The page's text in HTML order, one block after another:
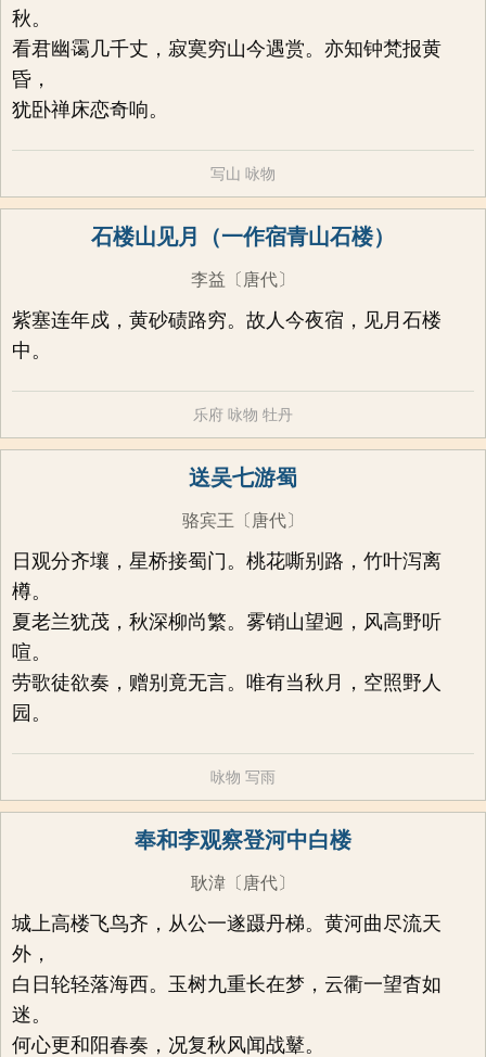
秋。
看君幽霭几千丈，寂寞穷山今遇赏。亦知钟梵报黄
昏，
犹卧禅床恋奇响。
写山 咏物
石楼山见月（一作宿青山石楼）
李益 〔唐代〕
紫塞连年戍，黄砂碛路穷。故人今夜宿，见月石楼
中。
乐府 咏物 牡丹
送吴七游蜀
骆宾王 〔唐代〕
日观分齐壤，星桥接蜀门。桃花嘶别路，竹叶泻离
樽。
夏老兰犹茂，秋深柳尚繁。雾销山望迥，风高野听
喧。
劳歌徒欲奏，赠别竟无言。唯有当秋月，空照野人
园。
咏物 写雨
奉和李观察登河中白楼
耿湋 〔唐代〕
城上高楼飞鸟齐，从公一遂蹑丹梯。黄河曲尽流天
外，
白日轮轻落海西。玉树九重长在梦，云衢一望杳如
迷。
何心更和阳春奏，况复秋风闻战鼙。